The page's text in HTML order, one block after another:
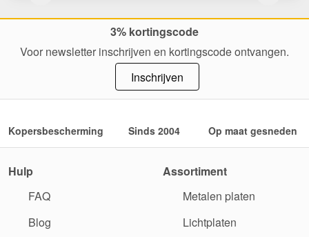
3% kortingscode
Voor newsletter inschrijven en kortingscode ontvangen.
Inschrijven
Kopersbescherming Sinds 2004 Op maat gesneden
Hulp
FAQ
Blog
Assortiment
Metalen platen
Lichtplaten